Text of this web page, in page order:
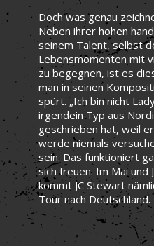
Doch was genau
Neben ihrer hohen
seinem Talent, selbst
Lebensmomenten mit
zu begegnen, ist es
man in seinen
spürt. „Ich bin nicht
irgendein Typ aus
geschrieben hat, weil
werde niemals
sein. Das funktioniert
sich freuen. Im Mai und
kommt JC Stewart
Tour nach Deutschland.